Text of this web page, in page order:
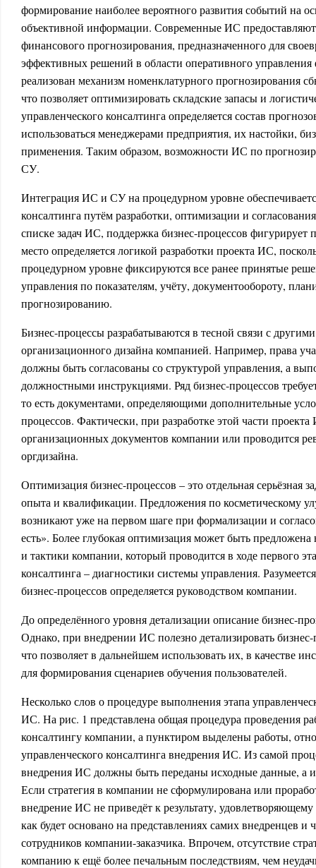
формирование наиболее вероятного развития событий на
объективной информации. Современные ИС
финансового прогнозирования, предназначенного для
эффективных решений в области оперативного
реализован механизм номенклатурного прогнозирования
что позволяет оптимизировать складские запасы и
управленческого консалтинга определяется состав
использоваться менеджерами предприятия, их настойки,
применения. Таким образом, возможности ИС по
СУ.
Интеграция ИС и СУ на процедурном уровне
консалтинга путём разработки, оптимизации и
списке задач ИС, поддержка бизнес-процессов
место определяется логикой разработки проекта ИС,
процедурном уровне фиксируются все ранее принятые
управления по показателям, учёту, документообороту,
прогнозированию.
Бизнес-процессы разрабатываются в тесной связи с
организационного дизайна компанией. Например, права
должны быть согласованы со структурой управления, а
должностными инструкциями. Ряд бизнес-процессов
то есть документами, определяющими дополнительные
процессов. Фактически, при разработке этой части
организационных документов компании или проводится
оргдизайна.
Оптимизация бизнес-процессов – это отдельная серьёзная
опыта и квалификации. Предложения по косметическому
возникают уже на первом шаге при формализации и
есть». Более глубокая оптимизация может быть предложена
и тактики компании, который проводится в ходе первого
консалтинга – диагностики системы управления.
бизнес-процессов определяется руководством компании.
До определённого уровня детализации описание бизнес-
Однако, при внедрении ИС полезно детализировать
что позволяет в дальнейшем использовать их, в качестве
для формирования сценариев обучения пользователей.
Несколько слов о процедуре выполнения этапа
ИС. На рис. 1 представлена общая процедура проведения
консалтингу компании, а пунктиром выделены работы,
управленческого консалтинга внедрения ИС. Из самой
внедрения ИС должны быть переданы исходные данные, а
Если стратегия в компании не сформулирована или
внедрение ИС не приведёт к результату, удовлетворяющему
как будет основано на представлениях самих внедренцев
сотрудников компании-заказчика. Впрочем, отсутствие
компанию к ещё более печальным последствиям, чем